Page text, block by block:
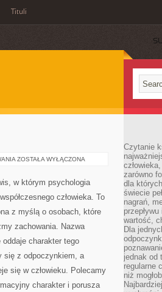
Tituli
ZDROWIE
ZOSTAŁA WYŁĄCZONA
w którym psychologia
człowieka. To
z myślą o osobach, które
zachowania. Nazwa
charakter tego
się z odpoczynkiem, a
się w człowieku. Polecamy
charakter i porusza
Czytanie
zarówno
dla
świecie
nagrań,
wartość,
Dla
jednak od
regularne
niż